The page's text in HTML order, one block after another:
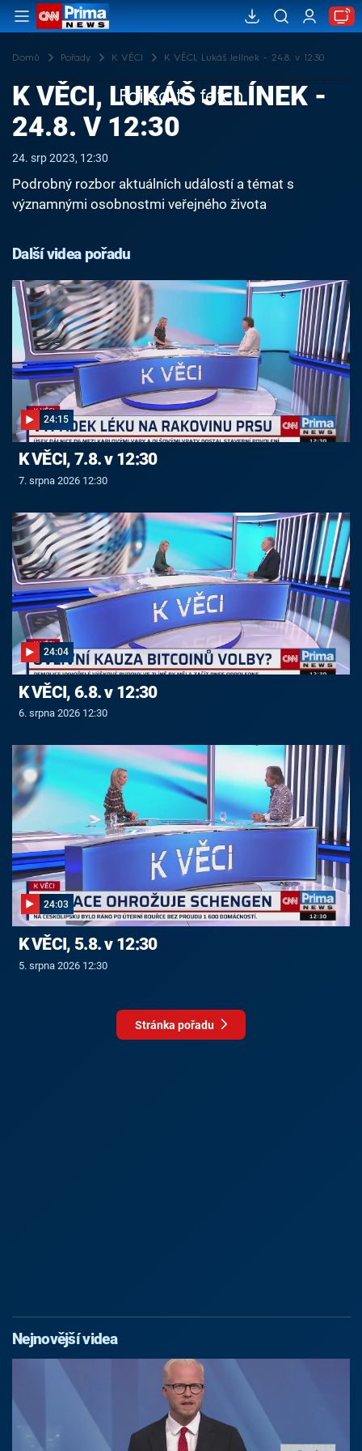
Domů Pořady K VĚCI K VĚCI, Lukáš Jelínek - 24.8. v 12:30
Failed to fetch
K VĚCI, LUKÁŠ JELÍNEK -
24.8. V 12:30
24. srp 2023, 12:30
Podrobný rozbor aktuálních událostí a témat s
významnými osobnostmi veřejného života
Další videa pořadu
24:15
K VĚCI, 7.8. v 12:30
7. srpna 2026 12:30
24:04
K VĚCI, 6.8. v 12:30
6. srpna 2026 12:30
24:03
K VĚCI, 5.8. v 12:30
5. srpna 2026 12:30
Stránka pořadu
Nejnovější videa